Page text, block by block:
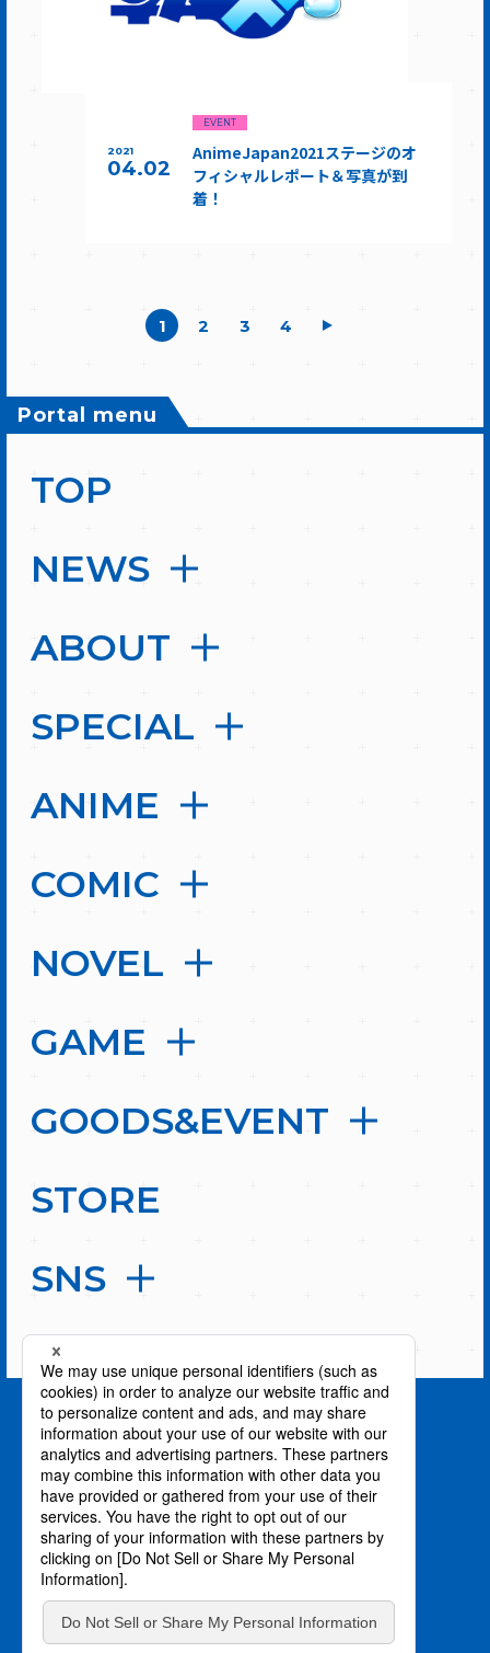
2021
04.02
EVENT
AnimeJapan2021ステージのオ
フィシャルレポート＆写真が到
着！
1 2 3 4
Portal menu
TOP
NEWS
ABOUT
SPECIAL
ANIME
COMIC
NOVEL
GAME
GOODS&EVENT
STORE
SNS
PAGE TOP
©柴・伏瀬・講談社／転スラ日記製作委員会